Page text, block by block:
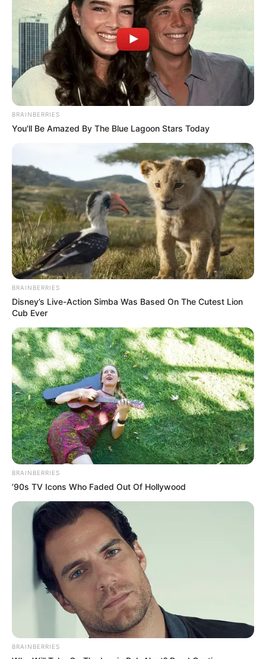
Ακολουθήστε το evianews.com στοGoogle
News
ΤΑ ΠΙΟ ΔΗΜΟΦΙΛΗ
BRAINBERRIES
You'll Be Amazed By The Blue Lagoon Stars Today
BRAINBERRIES
Disney’s Live-Action Simba Was Based On The Cutest Lion
Cub Ever
BRAINBERRIES
’90s TV Icons Who Faded Out Of Hollywood
BRAINBERRIES